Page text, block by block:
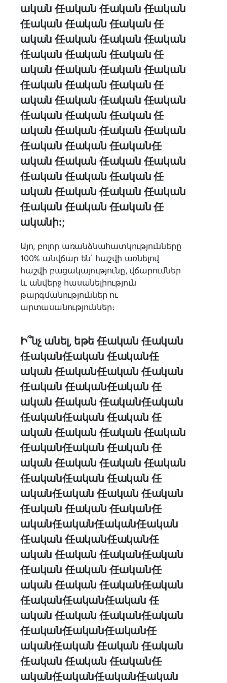
ական 任ական 任ական 任ական
任ական 任ական 任ական 任
ական 任ական 任ական 任ական
任ական 任ական 任ական 任
ական 任ական 任ական 任ական
任ական 任ական 任ական 任
ական 任ական 任ական 任ական
任ական 任ական 任ական 任
ական 任ական 任ական 任ական
任ական 任ական 任ական任
ական 任ական 任ական 任ական
任ական 任ական 任ական 任
ական 任ական 任ական 任ական
任ական 任ական 任ական 任
ականի:;
Այո, բոլոր առանձնահատկությունները
100% անվճար են՝ հաշվի առնելով
հաշվի բացակայությունը, վճարումներ
և անվերջ հասանելիություն
թարգմանություններ ու
արտասանություններ։
Ի՞նչ անել, եթե 任ական 任ական
任ական任ական 任ական任
ական 任ական任ական 任ական
任ական 任ական任ական 任
ական 任ական 任ական任ական
任ական任ական 任ական 任
ական 任ական 任ական 任ական
任ական任ական 任ական 任
ական 任ական 任ական 任ական
任ական任ական 任ական 任
ական任ական 任ական 任ական
任ական 任ական 任ական任
ական任ական任ական任ական
任ական 任ական任ական任
ական 任ական 任ական任ական
任ական 任ական 任ական任
ական 任ական 任ական任ական
任ական任ական任ական 任
ական 任ական 任ական任ական
任ական任ական任ական任
ական任ական 任ական 任ական
任ական 任ական 任ական任
ական任ական任ական任ական